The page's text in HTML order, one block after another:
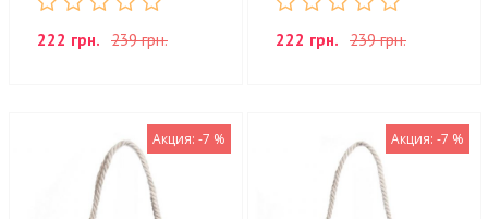
222 грн. 239 грн. 222 грн. 239 грн.
Акция: -7 % Акция: -7 %